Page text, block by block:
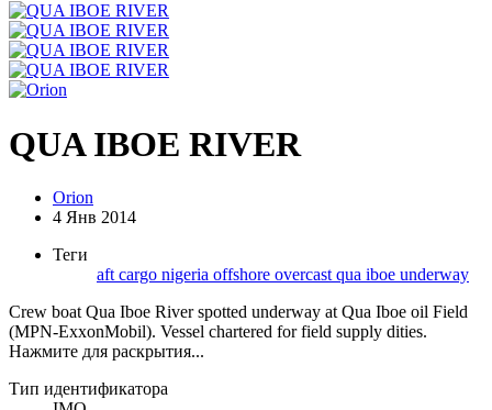
QUA IBOE RIVER
Orion
4 Янв 2014
Теги
aft cargo nigeria offshore overcast qua iboe underway
Crew boat Qua Iboe River spotted underway at Qua Iboe oil Field
(MPN-ExxonMobil). Vessel chartered for field supply dities.
Нажмите для раскрытия...
Тип идентификатора